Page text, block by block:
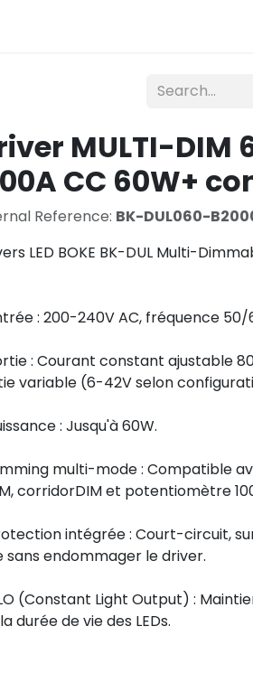
MULTI-DIM
CC 60W+
Reference: BK-DUL060-
LED BOKE BK-DUL Multi-
: 200-240V AC, fréquence 50/
: Courant constant ajustable
variable (6-42V selon
: Jusqu'à 60W.
multi-mode : Compatible
corridorDIM et potentiomètre
intégrée : Court-circuit,
sans endommager le driver.
(Constant Light Output) :
durée de vie des LEDs.